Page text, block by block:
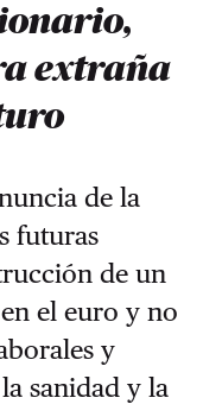
extraña
de la
futuras
de un
el euro y no
y
sanidad y la